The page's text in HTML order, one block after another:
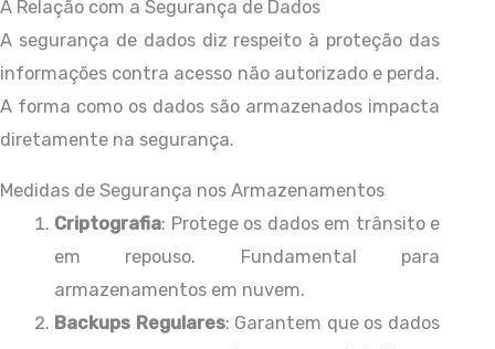
A Relação com a Segurança de Dados
A segurança de dados diz respeito à proteção das
informações contra acesso não autorizado e perda.
A forma como os dados são armazenados impacta
diretamente na segurança.
Medidas de Segurança nos Armazenamentos
Criptografia: Protege os dados em trânsito e
em repouso. Fundamental para
armazenamentos em nuvem.
Backups Regulares: Garantem que os dados